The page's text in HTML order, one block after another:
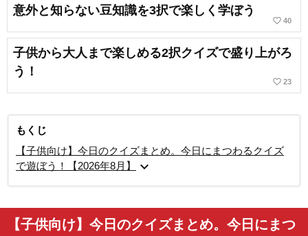
意外と知らない豆知識を3択で楽しく学ぼう
favorite_border 40
子供から大人まで楽しめる2択クイズで盛り上がろ
う！
favorite_border 23
もくじ
【子供向け】今日のクイズまとめ。今日にまつわるクイズ
で遊ぼう！【2026年8月】
expand_more
【子供向け】今日のクイズまとめ。今日にまつ